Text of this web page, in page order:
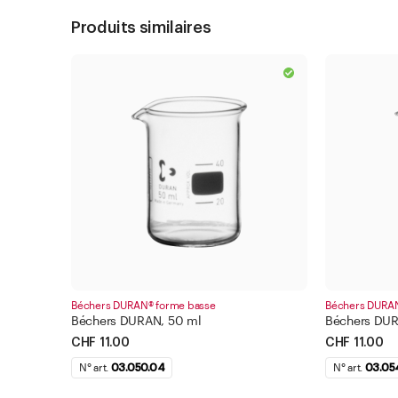
Produits similaires
Béchers DURAN® forme basse
Béchers DURAN, 50 ml
CHF 11.00
N° art. 03.050.04
Béchers
Béchers
CHF 11.00
N° art.